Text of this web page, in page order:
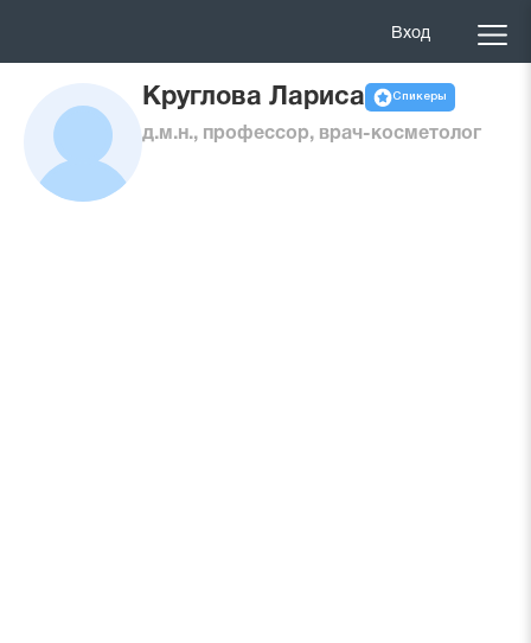
Вход
Круглова Лариса Спикеры
д.м.н., профессор, врач-косметолог